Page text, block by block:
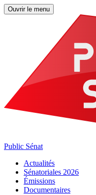
Ouvrir le menu
Public Sénat
Actualités
Sénatoriales 2026
Émissions
Documentaires